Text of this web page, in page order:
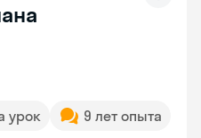
урок
9 лет опыта